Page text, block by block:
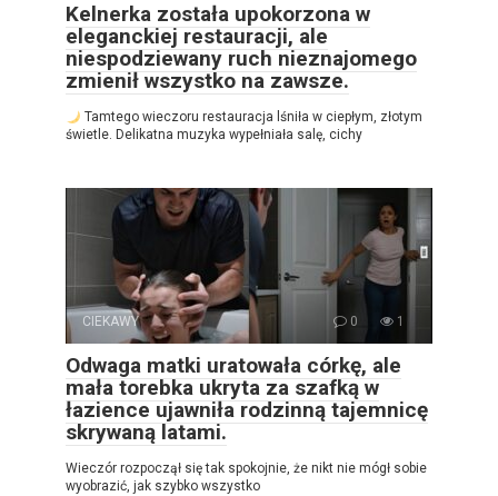
Kelnerka została upokorzona w
eleganckiej restauracji, ale
niespodziewany ruch nieznajomego
zmienił wszystko na zawsze.
Tamtego wieczoru restauracja lśniła w ciepłym, złotym
świetle. Delikatna muzyka wypełniała salę, cichy
CIEKAWY 0 1
Odwaga matki uratowała córkę, ale
mała torebka ukryta za szafką w
łazience ujawniła rodzinną tajemnicę
skrywaną latami.
Wieczór rozpoczął się tak spokojnie, że nikt nie mógł sobie
wyobrazić, jak szybko wszystko